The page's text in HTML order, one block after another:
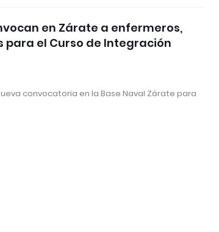
en Zárate a enfermeros,
el Curso de Integración
convocatoria en la Base Naval Zárate para